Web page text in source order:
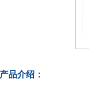
产品介绍：